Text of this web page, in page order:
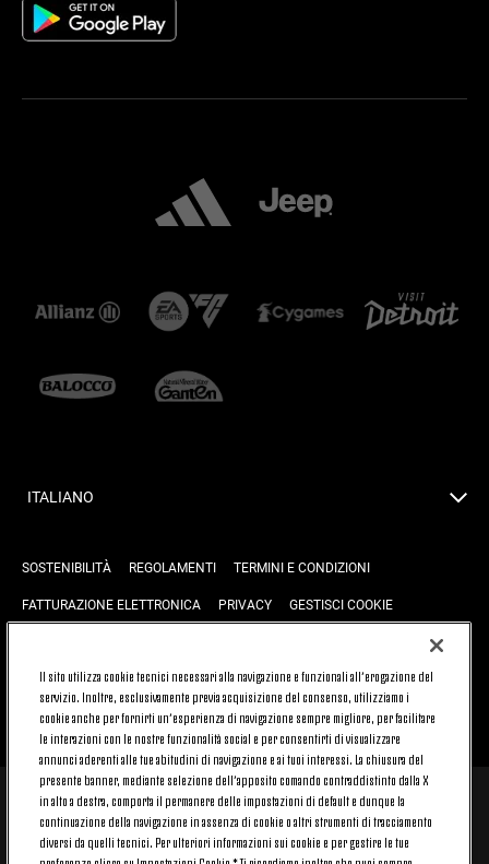
ITALIANO
SOSTENIBILITÀ REGOLAMENTI TERMINI E CONDIZIONI
FATTURAZIONE ELETTRONICA PRIVACY GESTISCI COOKIE
TORNA SU
© 2026 Juventus Football Club S.p.A.
Juventus Football Club S.p.A. Via Druento, 175 10151 Torino - Italia;
CONTACT CENTER (+39) 011.45.30.486. Il servizio è attivo dal lunedì al
Il sito utilizza cookie tecnici necessari alla navigazione e funzionali all’erogazione del
servizio. Inoltre, esclusivamente previa acquisizione del consenso, utilizziamo i
cookie anche per fornirti un’esperienza di navigazione sempre migliore, per facilitare
le interazioni con le nostre funzionalità social e per consentirti di visualizzare
annunci aderenti alle tue abitudini di navigazione e ai tuoi interessi. La chiusura del
presente banner, mediante selezione dell’apposito comando contraddistinto dalla X
in alto a destra, comporta il permanere delle impostazioni di default e dunque la
continuazione della navigazione in assenza di cookie o altri strumenti di tracciamento
diversi da quelli tecnici. Per ulteriori informazioni sui cookie e per gestire le tue